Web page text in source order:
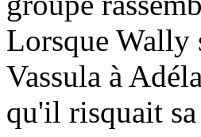
Lorsque Wally
Vassula à
qu'il risquait